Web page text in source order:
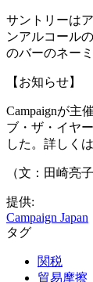
サントリーは
ンアルコール
のバーのネー
【お知らせ】
Campaignが主
ブ・ザ・イヤ
した。詳しくは
（文：田崎亮子
提供:
Campaign Japan
タグ
関税
貿易摩擦